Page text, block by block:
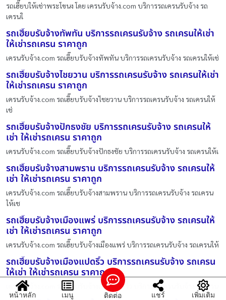
รถเฮี๊ยบให้เช่าพระโขนง โดย เครนรับจ้าง.com บริการรถเครนรับจ้าง รถ
เครนใ
รถเฮี๊ยบรับจ้างทัพทัน บริการรถเครนรับจ้าง รถเครนให้เช่า
ให้เช่ารถเครน ราคาถูก
เครนรับจ้าง.com รถเฮี๊ยบรับจ้างทัพทัน บริการรถเครนรับจ้าง รถเครนให้เช่
รถเฮี๊ยบรับจ้างไชยวาน บริการรถเครนรับจ้าง รถเครนให้เช่า
ให้เช่ารถเครน ราคาถูก
เครนรับจ้าง.com รถเฮี๊ยบรับจ้างไชยวาน บริการรถเครนรับจ้าง รถเครนให้
เช่
รถเฮี๊ยบรับจ้างปักธงชัย บริการรถเครนรับจ้าง รถเครนให้
เช่า ให้เช่ารถเครน ราคาถูก
เครนรับจ้าง.com รถเฮี๊ยบรับจ้างปักธงชัย บริการรถเครนรับจ้าง รถเครนให้เ
รถเฮี๊ยบรับจ้างสามพราน บริการรถเครนรับจ้าง รถเครนให้
เช่า ให้เช่ารถเครน ราคาถูก
เครนรับจ้าง.com รถเฮี๊ยบรับจ้างสามพราน บริการรถเครนรับจ้าง รถเครน
ให้เช
รถเฮี๊ยบรับจ้างเมืองแพร่ บริการรถเครนรับจ้าง รถเครนให้
เช่า ให้เช่ารถเครน ราคาถูก
เครนรับจ้าง.com รถเฮี๊ยบรับจ้างเมืองแพร่ บริการรถเครนรับจ้าง รถเครนให้
รถเฮี๊ยบรับจ้างเมืองแปดริ้ว บริการรถเครนรับจ้าง รถเครน
ให้เช่า ให้เช่ารถเครน ราคาถูก
เครนรับจ้าง.com รถเฮี๊ยบรับจ้างเมืองแปดริ้ว บริการรถเครนรับจ้าง รถเครน
หน้าหลัก เมนู ติดต่อ แชร์ เพิ่มเติม